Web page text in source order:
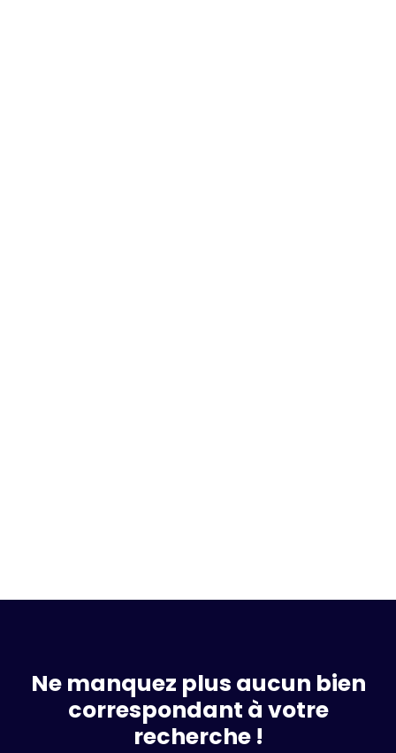
Ne manquez plus aucun bien
correspondant à votre
recherche !